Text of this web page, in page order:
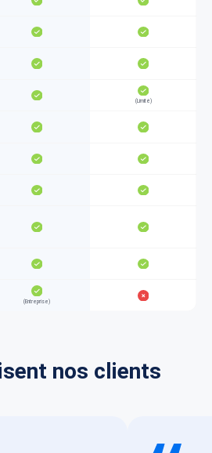
(Limité)
(Entreprise)
nos clients